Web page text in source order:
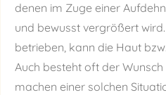
denen im Zuge einer
und bewusst vergrößert
betrieben, kann die Haut
Auch besteht oft der
machen einer solchen